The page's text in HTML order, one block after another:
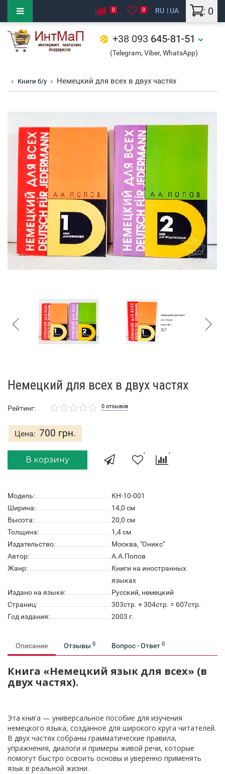
: 0
0 0 RU UA
+38 093 645-81-51
(Telegram, Viber, WhatsApp)
Книги б/у Немецкий для всех в двух частях
Немецкий для всех в двух частях
Рейтинг: 0 отзывов
Цена: 700 грн.
В корзину
Модель:
КН-10-001
Ширина:
14,0 см
Высота:
20,0 см
Толщина:
1,4 см
Издательство:
Москва, "Оникс"
Автор:
А.А.Попов
Жанр:
Книги на иностранных
языках
Издано на языке:
Русский, немецкий
Страниц:
303стр. + 304стр. = 607стр.
Год издания:
2003 г.
Описание Отзывы 0 Вопрос - Ответ 0
Книга «Немецкий язык для всех» (в
двух частях).
Эта книга — универсальное пособие для изучения
немецкого языка, созданное для широкого круга читателей.
В двух частях собраны грамматические правила,
упражнения, диалоги и примеры живой речи, которые
помогут быстро освоить основы и уверенно применять
язык в реальной жизни.